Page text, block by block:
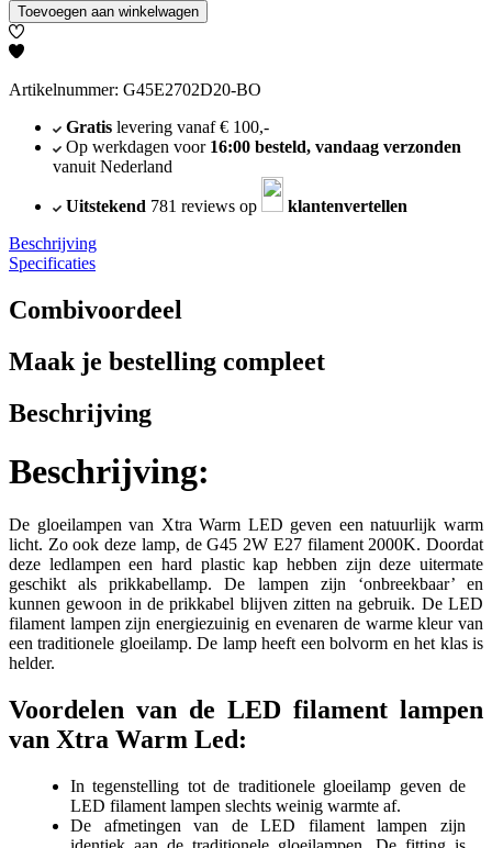
Toevoegen aan winkelwagen
Artikelnummer: G45E2702D20-BO
Gratislevering vanaf € 100,-
Op werkdagen voor 16:00 besteld, vandaag verzonden
vanuit Nederland
Uitstekend 781 reviews op
klantenvertellen
Beschrijving
Specificaties
Combivoordeel
Maak je bestelling compleet
Beschrijving
Beschrijving:
De gloeilampen van Xtra Warm LED geven een natuurlijk warm
licht. Zo ook deze lamp, de G45 2W E27 filament 2000K. Doordat
deze ledlampen een hard plastic kap hebben zijn deze uitermate
geschikt als prikkabellamp. De lampen zijn ‘onbreekbaar’ en
kunnen gewoon in de prikkabel blijven zitten na gebruik. De LED
filament lampen zijn energiezuinig en evenaren de warme kleur van
een traditionele gloeilamp. De lamp heeft een bolvorm en het klas is
helder.
Voordelen van de LED filament lampen
van Xtra Warm Led:
In tegenstelling tot de traditionele gloeilamp geven de
LED filament lampen slechts weinig warmte af.
De afmetingen van de LED filament lampen zijn